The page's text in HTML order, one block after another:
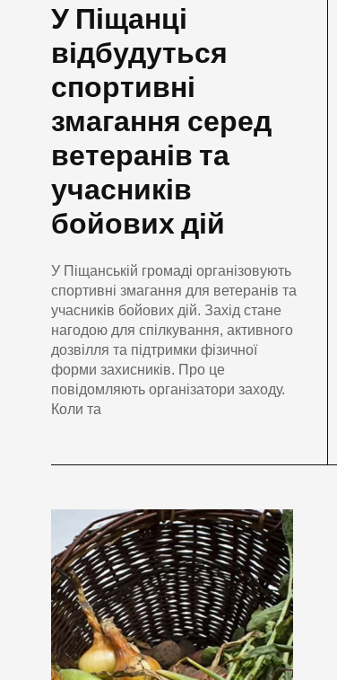
У Піщанці
відбудуться
спортивні
змагання серед
ветеранів та
учасників
бойових дій
У Піщанській громаді організовують
спортивні змагання для ветеранів та
учасників бойових дій. Захід стане
нагодою для спілкування, активного
дозвілля та підтримки фізичної
форми захисників. Про це
повідомляють організатори заходу.
Коли та